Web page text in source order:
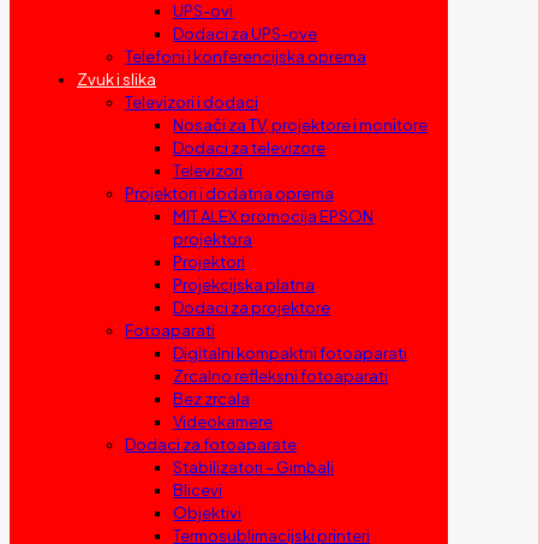
UPS-ovi
Dodaci za UPS-ove
Telefoni i konferencijska oprema
Zvuk i slika
Televizori i dodaci
Nosači za TV, projektore i monitore
Dodaci za televizore
Televizori
Projektori i dodatna oprema
MIT ALEX promocija EPSON
projektora
Projektori
Projekcijska platna
Dodaci za projektore
Fotoaparati
Digitalni kompaktni fotoaparati
Zrcalno refleksni fotoaparati
Bez zrcala
Videokamere
Dodaci za fotoaparate
Stabilizatori – Gimbali
Blicevi
Objektivi
Termosublimacijski printeri